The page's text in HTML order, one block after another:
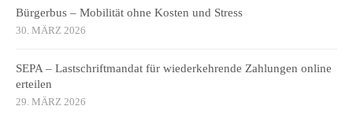
Bürgerbus – Mobilität ohne Kosten und Stress
30. MÄRZ 2026
SEPA – Lastschriftmandat für wiederkehrende Zahlungen online
erteilen
29. MÄRZ 2026